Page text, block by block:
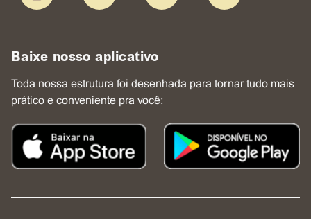
Baixe nosso aplicativo
Toda nossa estrutura foi desenhada para tornar tudo mais
prático e conveniente pra você: